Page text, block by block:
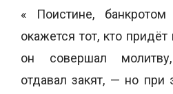
« Поистине,
окажется тот, кто
он совершал
отдавал закят, — но при